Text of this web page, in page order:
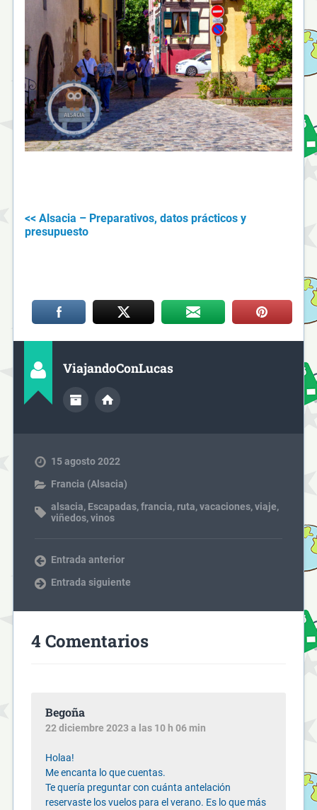
<< Alsacia – Preparativos, datos prácticos y
presupuesto
ViajandoConLucas
15 agosto 2022
Francia (Alsacia)
alsacia, Escapadas,francia, ruta,vacaciones,viaje,
viñedos,vinos
Entrada anterior
Entrada siguiente
4 Comentarios
Begoña
22 diciembre 2023 a las 10 h 06 min
Holaa!
Me encanta lo que cuentas.
Te quería preguntar con cuánta antelación
reservaste los vuelos para el verano. Es lo que más